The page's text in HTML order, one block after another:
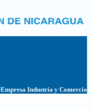
Empresa Industria y Comercio